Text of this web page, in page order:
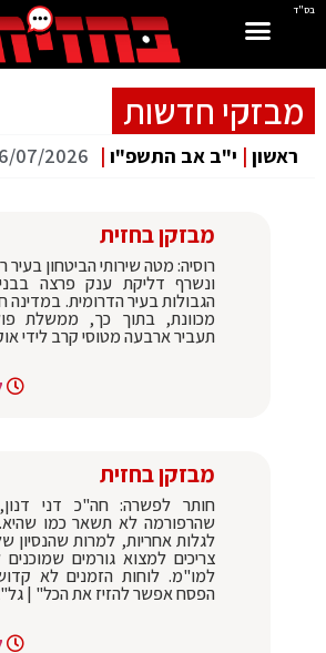
בס"ד
מבזקי חדשות
ראשון | י"ב אב התשפ"ו |
07/2026
מבזקן בחזית
רוסיה: מטה שירותי הביטחון
ונשרף דליקת ענק פרצה
הגבולות בעיר הדרומית.
מכוונת, בתוך כך, ממשלת
תעביר ארבעה מטוסי קרב לידי
מבזקן בחזית
חותר לפשרה: חה"כ דני
שהרפורמה לא תשאר כמו שהיא.
לגלות אחריות, למרות שהנסיון
צריכים למצוא גורמים
למו"מ. לוחות הזמנים לא
הפסח אפשר להזיז את הכל" |